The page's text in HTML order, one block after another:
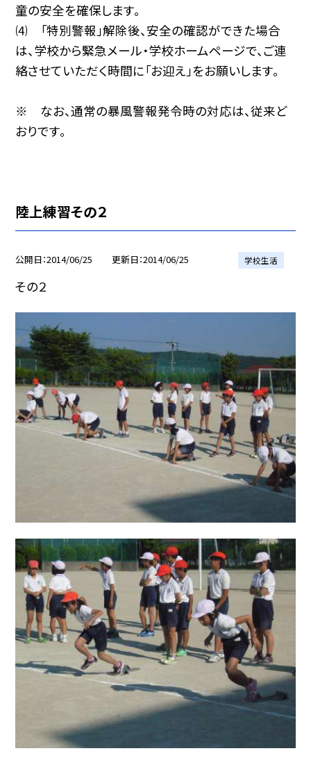
童の安全を確保します。
⑷ 「特別警報」解除後、安全の確認ができた場合
は、学校から緊急メール・学校ホームページで、ご連
絡させていただく時間に「お迎え」をお願いします。
※ なお、通常の暴風警報発令時の対応は、従来ど
おりです。
陸上練習その２
公開日 2014/06/25 更新日 2014/06/25 学校生活
その２